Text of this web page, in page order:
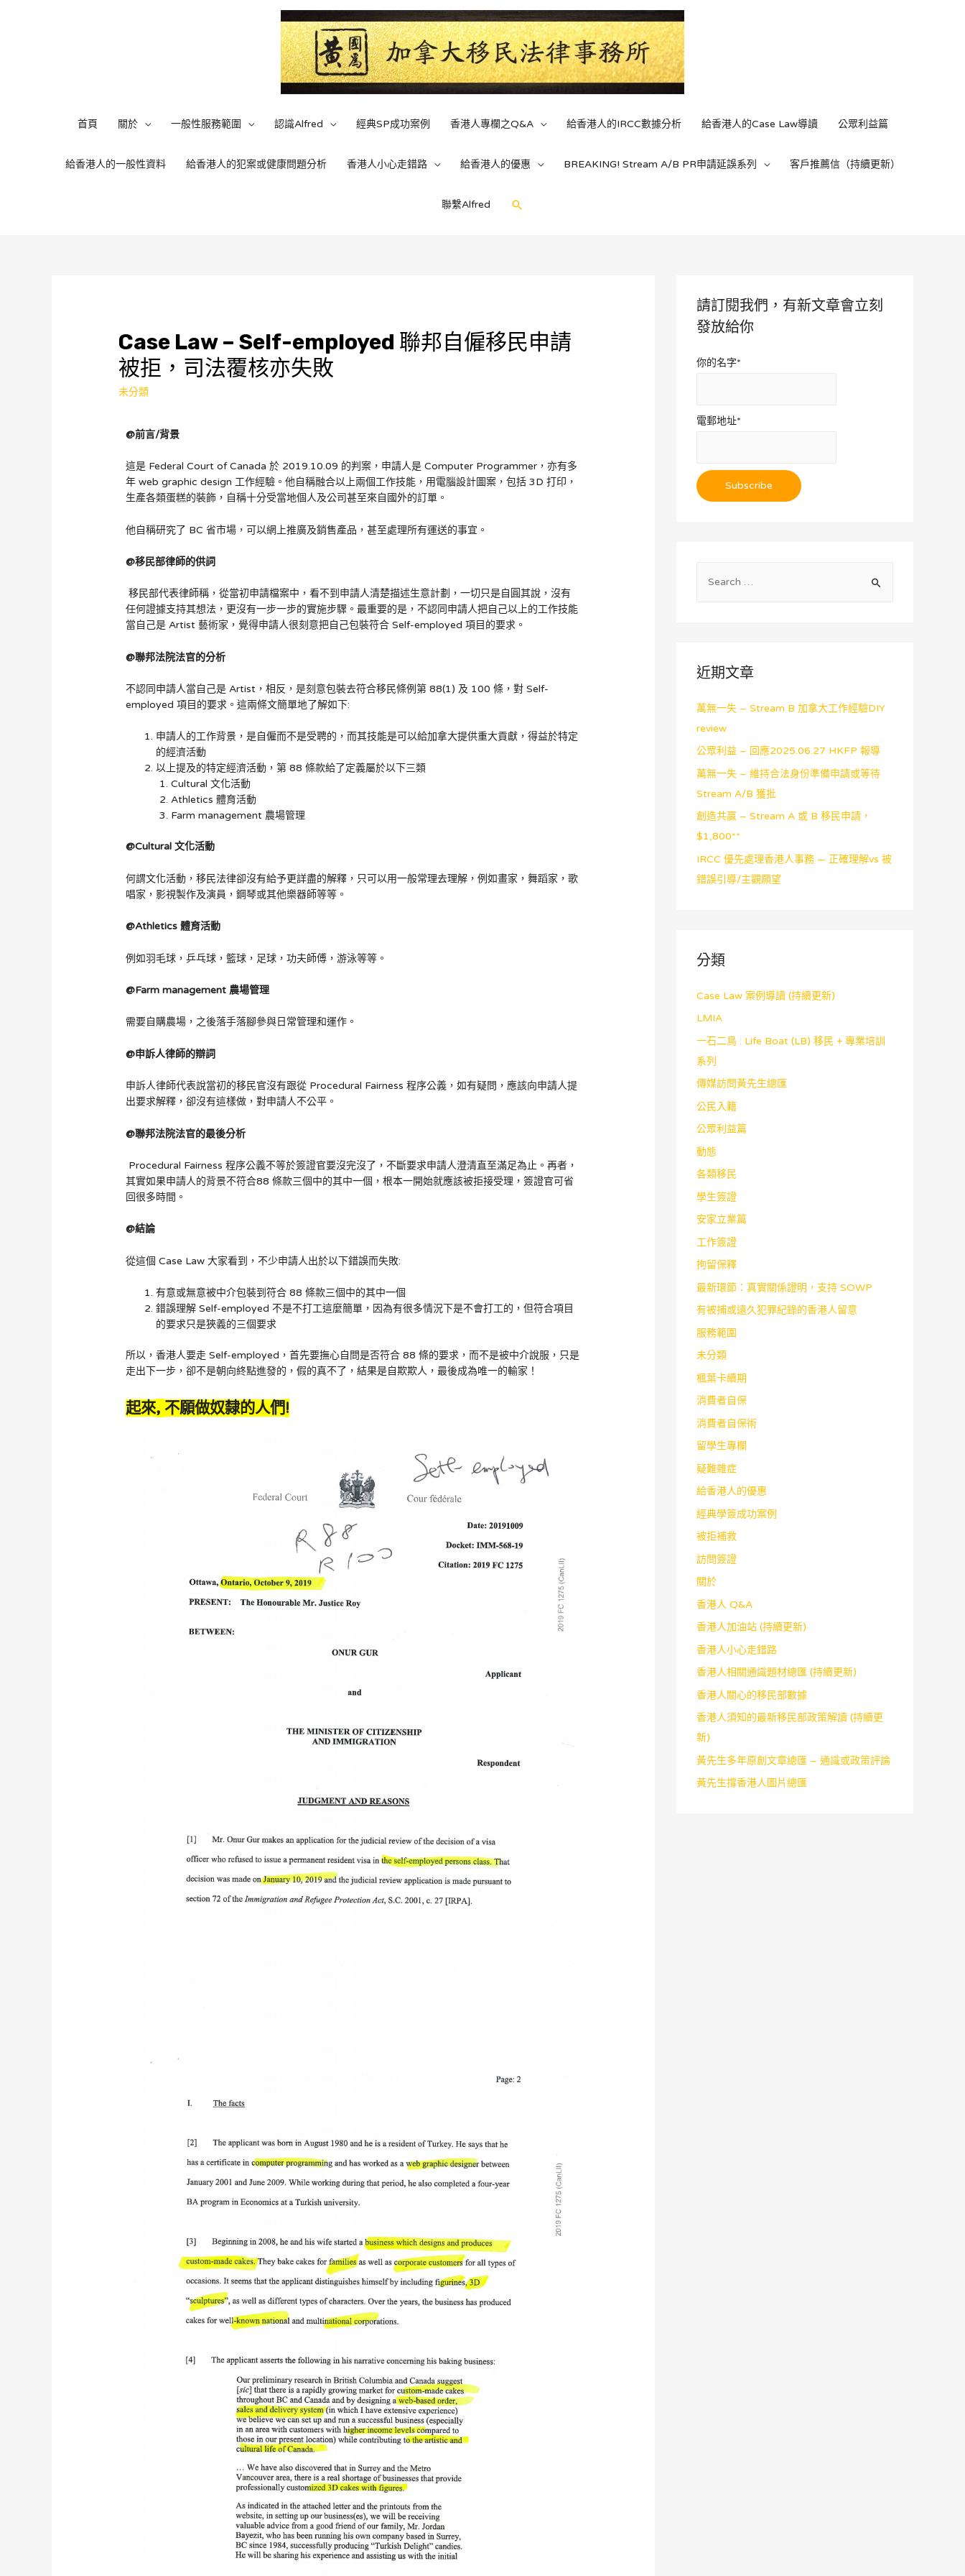
首頁 關於 一般性服務範圍 認識Alfred 經典SP成功案例 香港人專欄之Q&A 給香港人的IRCC數據分析 給香港人的Case Law導讀 公眾利益篇
給香港人的一般性資料 給香港人的犯案或健康問題分析 香港人小心走錯路 給香港人的優惠 BREAKING! Stream A/B PR申請延誤系列 客戶推薦信（持續更新）
聯繫Alfred
Case Law – Self-employed 聯邦自僱移民申請
被拒，司法覆核亦失敗
未分類
@前言/背景
這是 Federal Court of Canada 於 2019.10.09 的判案，申請人是 Computer Programmer，亦有多
年 web graphic design 工作經驗。他自稱融合以上兩個工作技能，用電腦設計圖案，包括 3D 打印，
生產各類蛋糕的裝飾，自稱十分受當地個人及公司甚至來自國外的訂單。
他自稱研究了 BC 省市場，可以網上推廣及銷售產品，甚至處理所有運送的事宜。
@移民部律師的供詞
移民部代表律師稱，從當初申請檔案中，看不到申請人清楚描述生意計劃，一切只是自圓其說，沒有
任何證據支持其想法，更沒有一步一步的實施步驟。最重要的是，不認同申請人把自己以上的工作技能
當自己是 Artist 藝術家，覺得申請人很刻意把自己包裝符合 Self-employed 項目的要求。
@聯邦法院法官的分析
不認同申請人當自己是 Artist，相反，是刻意包裝去符合移民條例第 88(1) 及 100 條，對 Self-
employed 項目的要求。這兩條文簡單地了解如下:
申請人的工作背景，是自僱而不是受聘的，而其技能是可以給加拿大提供重大貢獻，得益於特定
的經濟活動
以上提及的特定經濟活動，第 88 條款給了定義屬於以下三類
Cultural 文化活動
Athletics 體育活動
Farm management 農場管理
@Cultural文化活動
何謂文化活動，移民法律卻沒有給予更詳盡的解釋，只可以用一般常理去理解，例如畫家，舞蹈家，歌
唱家，影視製作及演員，鋼琴或其他樂器師等等。
@Athletics體育活動
例如羽毛球，乒乓球，籃球，足球，功夫師傅，游泳等等。
@Farm management 農場管理
需要自購農場，之後落手落腳參與日常管理和運作。
@申訴人律師的辯詞
申訴人律師代表說當初的移民官沒有跟從 Procedural Fairness 程序公義，如有疑問，應該向申請人提
出要求解釋，卻沒有這樣做，對申請人不公平。
@聯邦法院法官的最後分析
Procedural Fairness 程序公義不等於簽證官要沒完沒了，不斷要求申請人澄清直至滿足為止。再者，
其實如果申請人的背景不符合88 條款三個中的其中一個，根本一開始就應該被拒接受理，簽證官可省
回很多時間。
@結論
從這個 Case Law 大家看到，不少申請人出於以下錯誤而失敗:
有意或無意被中介包裝到符合 88 條款三個中的其中一個
錯誤理解 Self-employed 不是不打工這麼簡單，因為有很多情況下是不會打工的，但符合項目
的要求只是狹義的三個要求
所以，香港人要走 Self-employed，首先要撫心自問是否符合 88 條的要求，而不是被中介說服，只是
走出下一步，卻不是朝向終點進發的，假的真不了，結果是自欺欺人，最後成為唯一的輸家！
起來, 不願做奴隸的人們!
請訂閱我們，有新文章會立刻
發放給你
你的名字*
電郵地址*
近期文章
萬無一失 – Stream B 加拿大工作經驗DIY
review
公眾利益 – 回應2025.06.27 HKFP 報導
萬無一失 – 維持合法身份準備申請或等待
Stream A/B 獲批
創造共贏 – Stream A 或 B 移民申請，
$1,800**
IRCC 優先處理香港人事務 — 正確理解vs 被
錯誤引導/主觀願望
分類
Case Law 案例導讀 (持續更新)
LMIA
一石二鳥 : Life Boat (LB) 移民 + 專業培訓
系列
傳媒訪問黃先生總匯
公民入籍
公眾利益篇
動態
各類移民
學生簽證
安家立業篇
工作簽證
拘留保釋
最新環節：真實關係證明，支持 SOWP
有被捕或遠久犯罪紀錄的香港人留意
服務範圍
未分類
楓葉卡續期
消費者自保
消費者自保術
留學生專欄
疑難雜症
給香港人的優惠
經典學簽成功案例
被拒補救
訪問簽證
關於
香港人 Q&A
香港人加油站 (持續更新)
香港人小心走錯路
香港人相關通識題材總匯 (持續更新)
香港人關心的移民部數據
香港人須知的最新移民部政策解讀 (持續更
新)
黃先生多年原創文章總匯 – 通識或政策評論
黃先生撐香港人圖片總匯